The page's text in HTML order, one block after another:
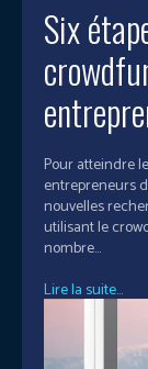
Six
Pour atteindre
entrepreneurs
nouvelles
utilisant le
nombre...
Lire la suite...